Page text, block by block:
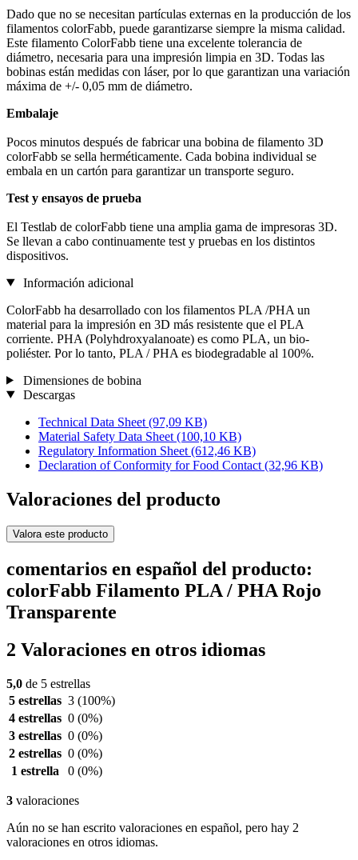
Dado que no se necesitan partículas externas en la producción de los
filamentos colorFabb, puede garantizarse siempre la misma calidad.
Este filamento ColorFabb tiene una excelente tolerancia de
diámetro, necesaria para una impresión limpia en 3D. Todas las
bobinas están medidas con láser, por lo que garantizan una variación
máxima de +/- 0,05 mm de diámetro.
Embalaje
Pocos minutos después de fabricar una bobina de filamento 3D
colorFabb se sella herméticamente. Cada bobina individual se
embala en un cartón para garantizar un transporte seguro.
Test y ensayos de prueba
El Testlab de colorFabb tiene una amplia gama de impresoras 3D.
Se llevan a cabo continuamente test y pruebas en los distintos
dispositivos.
Información adicional
ColorFabb ha desarrollado con los filamentos PLA /PHA un
material para la impresión en 3D más resistente que el PLA
corriente. PHA (Polyhdroxyalanoate) es como PLA, un bio-
poliéster. Por lo tanto, PLA / PHA es biodegradable al 100%.
Dimensiones de bobina
Descargas
Technical Data Sheet (97,09 KB)
Material Safety Data Sheet (100,10 KB)
Regulatory Information Sheet (612,46 KB)
Declaration of Conformity for Food Contact (32,96 KB)
Valoraciones del producto
Valora este producto
comentarios en español del producto:
colorFabb Filamento PLA / PHA Rojo
Transparente
2 Valoraciones en otros idiomas
5,0 de 5 estrellas
5 estrellas 3 (100%)
4 estrellas 0 (0%)
3 estrellas 0 (0%)
2 estrellas 0 (0%)
1 estrella
0 (0%)
3 valoraciones
Aún no se han escrito valoraciones en español, pero hay 2
valoraciones en otros idiomas.